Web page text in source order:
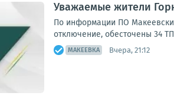
Уважаемые жители
По информации ПО
отключение, обесточены 34
МАКЕЕВКА Вчера, 21:12